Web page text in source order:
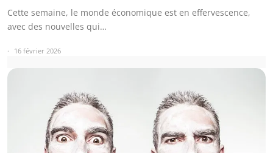
Cette semaine, le monde économique est en effervescence,
avec des nouvelles qui…
16 février 2026